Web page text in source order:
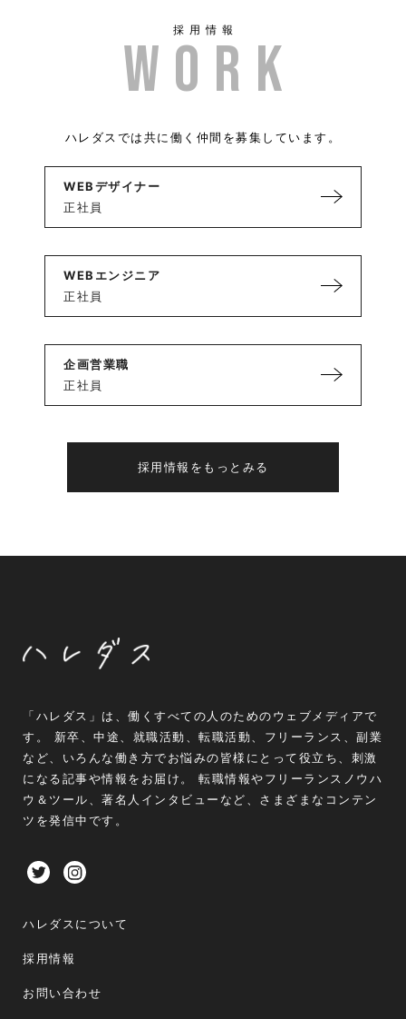
採用情報
ハレダスでは共に働く仲間を募集しています。
WEBデザイナー
正社員
WEBエンジニア
正社員
企画営業職
正社員
採用情報をもっとみる
「ハレダス」は、働くすべての人のためのウェブメディアで
す。 新卒、中途、就職活動、転職活動、フリーランス、副業
など、いろんな働き方でお悩みの皆様にとって役立ち、刺激
になる記事や情報をお届け。 転職情報やフリーランスノウハ
ウ＆ツール、著名人インタビューなど、さまざまなコンテン
ツを発信中です。
ハレダスについて
採用情報
お問い合わせ